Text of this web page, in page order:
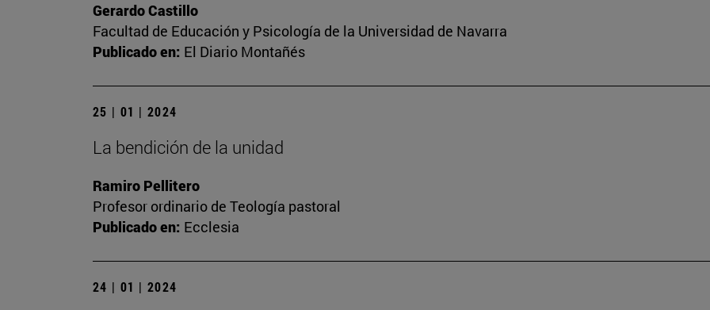
Gerardo Castillo
Facultad de Educación y Psicología de la Universidad de Navarra
Publicado en: El Diario Montañés
25 | 01 | 2024
La bendición de la unidad
Ramiro Pellitero
Profesor ordinario de Teología pastoral
Publicado en: Ecclesia
24 | 01 | 2024